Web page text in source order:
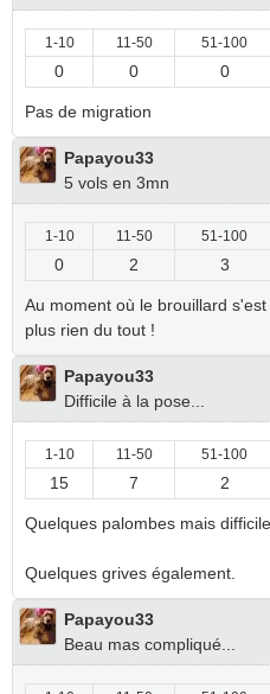
1-10 11-50 51-100
0 0 0
Pas de migration
Papayou33
5 vols en 3mn
1-10 11-50 51-100
0 2 3
Au moment où le brouillard
plus rien du tout !
Papayou33
Difficile à la pose...
1-10 11-50 51-100
15 7 2
Quelques palombes mais
Quelques grives également.
Papayou33
Beau mas compliqué...